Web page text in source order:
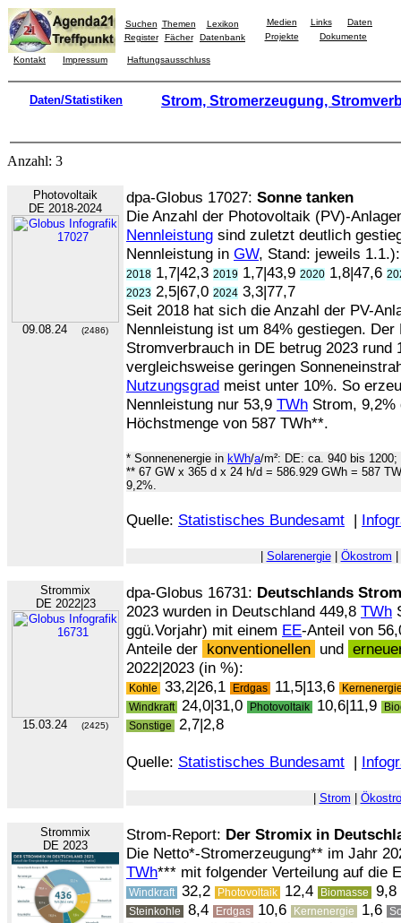
Suchen Themen
Lexikon
Register
Fächer Datenbank
Medien Links
Daten
Projekte
Dokumente
Kontakt Impressum Haftungsausschluss
Daten/Statistiken Strom, Stromerzeugung,
Anzahl: 3
Photovoltaik
DE 2018-2024
09.08.24 (2486)
dpa-Globus 17027: Sonne tanken
Die Anzahl der Photovoltaik (PV)-
Nennleistung sind zuletzt deutlich
Nennleistung in GW, Stand: jeweils 1.1.):
2018 1,7|42,3 2019 1,7|43,9 2020 1,8|47,6
2023 2,5|67,0 2024 3,3|77,7
Seit 2018 hat sich die Anzahl der PV-
Nennleistung ist um 84% gestiegen.
Stromverbrauch in DE betrug 2023 rund
vergleichsweise geringen
Nutzungsgrad meist unter 10%. So
Nennleistung nur 53,9 TWh Strom, 9,2%
Höchstmenge von 587 TWh**.
* Sonnenenergie in kWh/a/m²: DE: ca. 940 bis 1200;
** 67 GW x 365 d x 24 h/d = 586.929 GWh = 587
9,2%.
Quelle: Statistisches Bundesamt |
Solarenergie| Ökostrom
Strommix
DE 2022|23
15.03.24 (2425)
dpa-Globus 16731: Deutschlands
2023 wurden in Deutschland 449,8 TWh
ggü.Vorjahr) mit einem EE-Anteil von
Anteile der konventionellen und
2022|2023 (in %):
Kohle 33,2|26,1 Erdgas 11,5|13,6
Windkraft 24,0|31,0 Photovoltaik 10,6|11,9
Sonstige
2,7|2,8
Quelle: Statistisches Bundesamt |
Strom
Strommix
DE 2023
Strom-Report: Der Stromix in
Die Netto*-Stromerzeugung** im Jahr
TWh*** mit folgender Verteilung auf die
Windkraft 32,2 Photovoltaik 12,4 Biomasse 9,8
Steinkohle 8,4 Erdgas 10,6 Kernenergie 1,6